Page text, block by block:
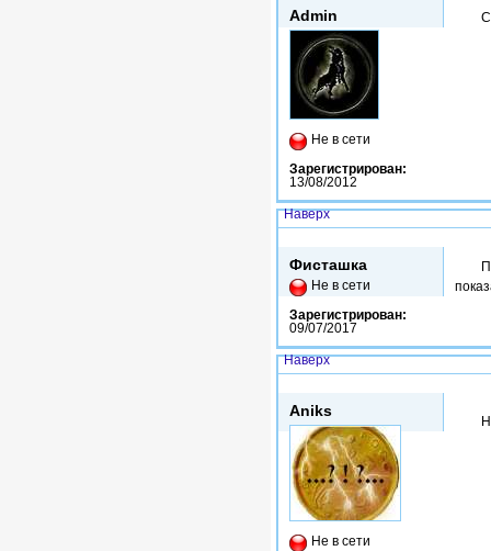
Admin
Не в сети
Зарегистрирован:
13/08/2012
Наверх
Фисташка
Не в сети
Зарегистрирован:
09/07/2017
Наверх
Aniks
Не в сети